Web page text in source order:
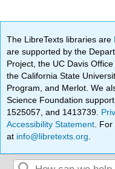
The LibreTexts libraries are
are supported by the
Project, the UC Davis
the California State
Program, and Merlot. We
Science Foundation
1525057, and 1413739.
Accessibility Statement .
at info@libretexts.org